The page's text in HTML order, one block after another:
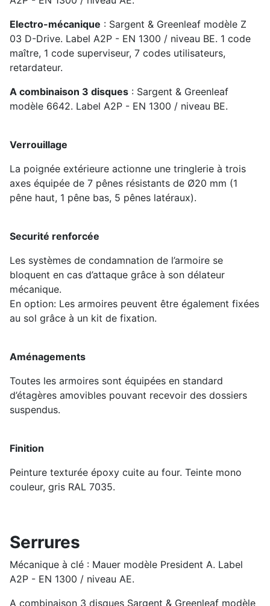
Electro-mécanique : Sargent & Greenleaf modèle Z
03 D-Drive. Label A2P - EN 1300 / niveau BE. 1 code
maître, 1 code superviseur, 7 codes utilisateurs,
retardateur.
A combinaison 3 disques : Sargent & Greenleaf
modèle 6642. Label A2P - EN 1300 / niveau BE.
Verrouillage
La poignée extérieure actionne une tringlerie à trois
axes équipée de 7 pênes résistants de Ø20 mm (1
pêne haut, 1 pêne bas, 5 pênes latéraux).
Securité renforcée
Les systèmes de condamnation de l’armoire se
bloquent en cas d’attaque grâce à son délateur
mécanique.
En option: Les armoires peuvent être également fixées
au sol grâce à un kit de fixation.
Aménagements
Toutes les armoires sont équipées en standard
d’étagères amovibles pouvant recevoir des dossiers
suspendus.
Finition
Peinture texturée époxy cuite au four. Teinte mono
couleur, gris RAL 7035.
Serrures
Mécanique à clé : Mauer modèle President A. Label
A2P - EN 1300 / niveau AE.
A combinaison 3 disques Sargent & Greenleaf modèle